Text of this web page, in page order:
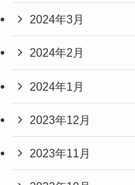
2024年3月
2024年2月
2024年1月
2023年12月
2023年11月